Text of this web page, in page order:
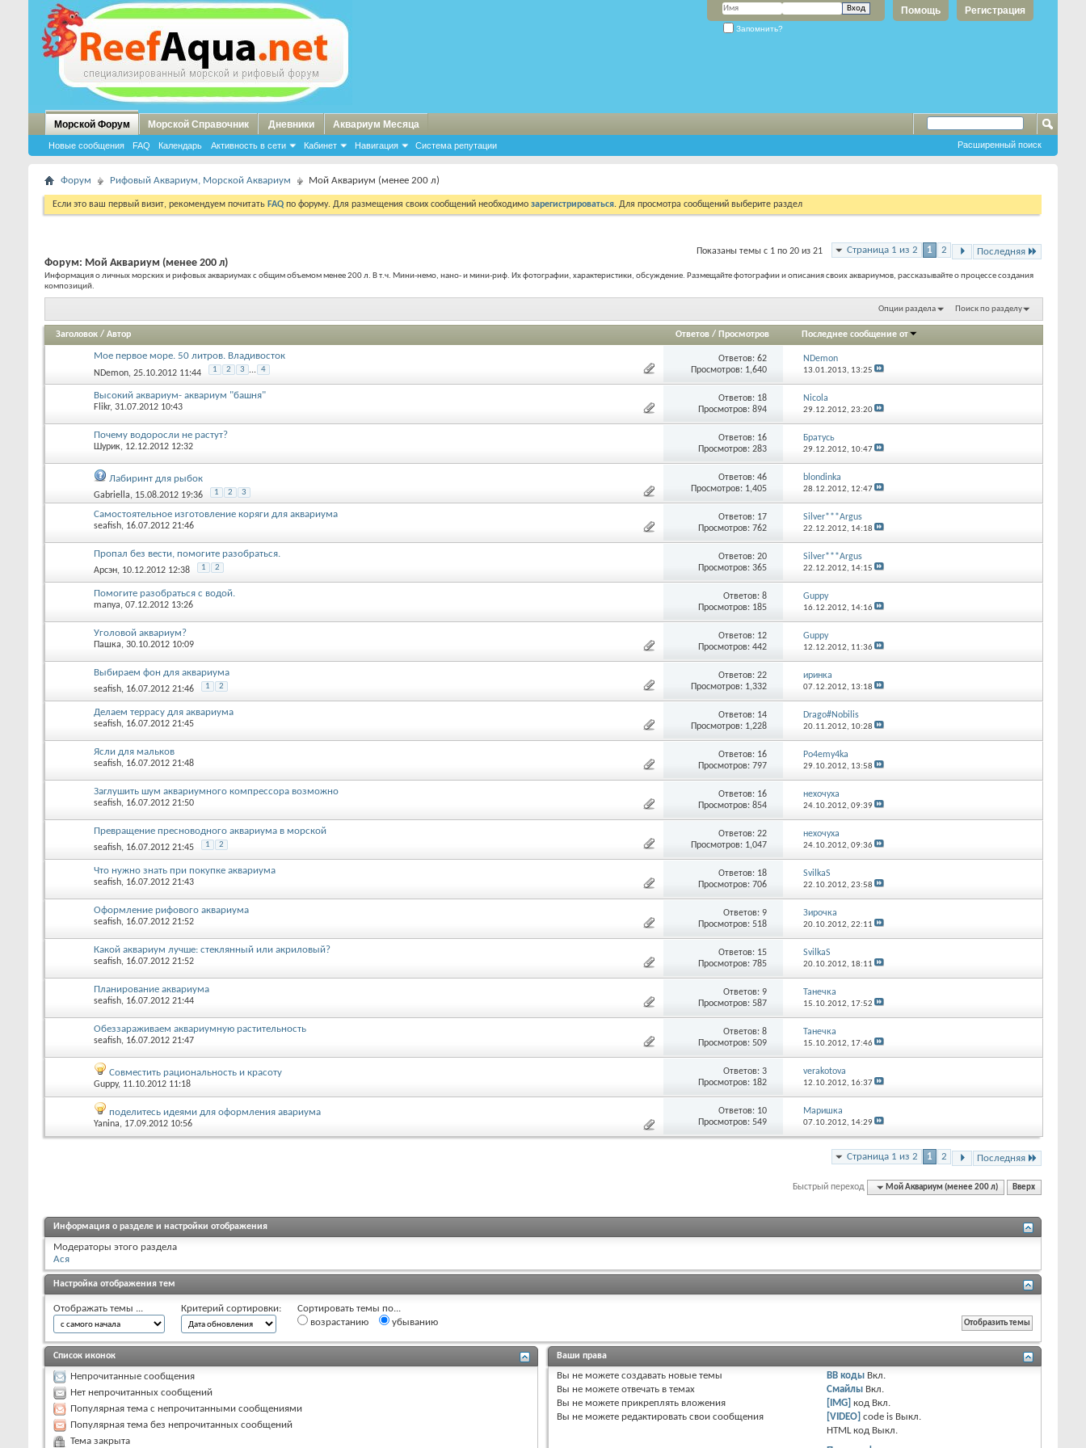
Регистрация
Помощь
Запомнить?
Морской Форум
Новые сообщения FAQ Календарь Активность в сети Кабинет Навигация Система репутации
Морской Справочник Дневники Аквариум Месяца
Расширенный поиск
Форум Рифовый Аквариум, Морской Аквариум Мой Аквариум (менее 200 л)
Если это ваш первый визит, рекомендуем почитать FAQ по форуму. Для размещения своих сообщений необходимо зарегистрироваться. Для просмотра сообщений выберите раздел
Страница 1 из 2 1 2 Последняя
Показаны темы с 1 по 20 из 21
Форум: Мой Аквариум (менее 200 л)
Информация о личных морских и рифовых аквариумах с общим объемом менее 200 л. В т.ч. Мини-немо, нано- и мини-риф. Их фотографии, характеристики, обсуждение. Размещайте фотографии и описания своих аквариумов, рассказывайте о процессе создания
композиций.
Опции раздела Поиск по разделу
Заголовок / Автор Ответов / Просмотров Последнее сообщение от
Мое первое море. 50 литров. Владивосток
NDemon, 25.10.2012 11:44 1 2 3 ... 4
Ответов:62
Просмотров: 1,640
NDemon
13.01.2013, 13:25
Высокий аквариум- аквариум "башня"
Flikr, 31.07.2012 10:43
Ответов: 18
Просмотров: 894
Nicola
29.12.2012, 23:20
Почему водоросли не растут?
Шурик, 12.12.2012 12:32
Ответов: 16
Просмотров: 283
Братусь
29.12.2012, 10:47
Лабиринт для рыбок
Gabriella, 15.08.2012 19:36 1 2 3
Ответов:46
Просмотров: 1,405
blondinka
28.12.2012, 12:47
Самостоятельное изготовление коряги для аквариума
seafish, 16.07.2012 21:46
Ответов: 17
Просмотров: 762
Silver***Argus
22.12.2012, 14:18
Пропал без вести, помогите разобраться.
Арсэн, 10.12.2012 12:38 1 2
Ответов:20
Просмотров: 365
Silver***Argus
22.12.2012, 14:15
Помогите разобраться с водой.
manya, 07.12.2012 13:26
Ответов:8
Просмотров: 185
Guppy
16.12.2012, 14:16
Уголовой аквариум?
Пашка, 30.10.2012 10:09
Ответов: 12
Просмотров: 442
Guppy
12.12.2012, 11:36
Выбираем фон для аквариума
seafish, 16.07.2012 21:46 1 2
Ответов:22
Просмотров: 1,332
иринка
07.12.2012, 13:18
Делаем террасу для аквариума
seafish, 16.07.2012 21:45
Ответов: 14
Просмотров: 1,228
Drago#Nobilis
20.11.2012, 10:28
Ясли для мальков
seafish, 16.07.2012 21:48
Ответов: 16
Просмотров: 797
Po4emy4ka
29.10.2012, 13:58
Заглушить шум аквариумного компрессора возможно
seafish, 16.07.2012 21:50
Ответов: 16
Просмотров: 854
нехочуха
24.10.2012, 09:39
Превращение пресноводного аквариума в морской
seafish, 16.07.2012 21:45 1 2
Ответов:22
Просмотров: 1,047
нехочуха
24.10.2012, 09:36
Что нужно знать при покупке аквариума
seafish, 16.07.2012 21:43
Ответов: 18
Просмотров: 706
SvilkaS
22.10.2012, 23:58
Оформление рифового аквариума
seafish, 16.07.2012 21:52
Ответов:9
Просмотров: 518
Зирочка
20.10.2012, 22:11
Какой аквариум лучше: стеклянный или акриловый?
seafish, 16.07.2012 21:52
Ответов: 15
Просмотров: 785
SvilkaS
20.10.2012, 18:11
Планирование аквариума
seafish, 16.07.2012 21:44
Ответов:9
Просмотров: 587
Танечка
15.10.2012, 17:52
Обеззараживаем аквариумную растительность
seafish, 16.07.2012 21:47
Ответов:8
Просмотров: 509
Танечка
15.10.2012, 17:46
Совместить рациональность и красоту
Guppy, 11.10.2012 11:18
Ответов:3
Просмотров: 182
verakotova
12.10.2012, 16:37
поделитесь идеями для оформления авариума
Yanina, 17.09.2012 10:56
Ответов: 10
Просмотров: 549
Маришка
07.10.2012, 14:29
Страница 1 из 2 1 2 Последняя
Быстрый переход Мой Аквариум (менее 200 л) Вверх
Информация о разделе и настройки отображения
Модераторы этого раздела
Ася
Настройка отображения тем
Отображать темы ... Критерий сортировки:
Сортировать темы по...
возрастанию
убыванию
Список иконок
Непрочитанные сообщения
Нет непрочитанных сообщений
Популярная тема с непрочитанными сообщениями
Популярная тема без непрочитанных сообщений
Тема закрыта
Ваши права
Вы не можете создавать новые темы
Вы не можете отвечать в темах
Вы не можете прикреплять вложения
Вы не можете редактировать свои сообщения
BB коды Вкл.
Смайлы Вкл.
[IMG] код Вкл.
[VIDEO] code is Выкл.
HTML код Выкл.